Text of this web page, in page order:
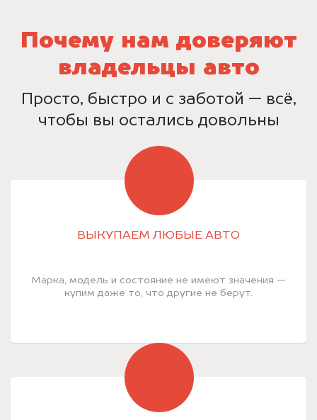
Почему нам доверяют
владельцы авто
Просто, быстро и с заботой — всё,
чтобы вы остались довольны
ВЫКУПАЕМ ЛЮБЫЕ АВТО
Марка, модель и состояние не имеют значения —
купим даже то, что другие не берут.